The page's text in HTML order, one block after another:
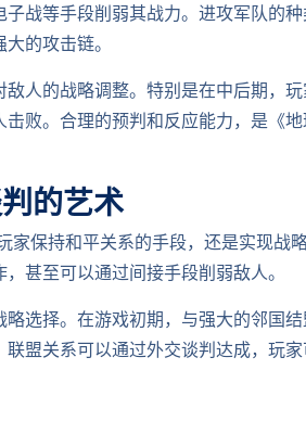
战等手段削弱其战力。进攻军队的
的攻击链。
人的战略调整。特别是在中后期，
败。合理的预判和反应能力，是《
的艺术
家保持和平关系的手段，还是实现战
甚至可以通过间接手段削弱敌人。
选择。在游戏初期，与强大的邻国
盟关系可以通过外交谈判达成，玩